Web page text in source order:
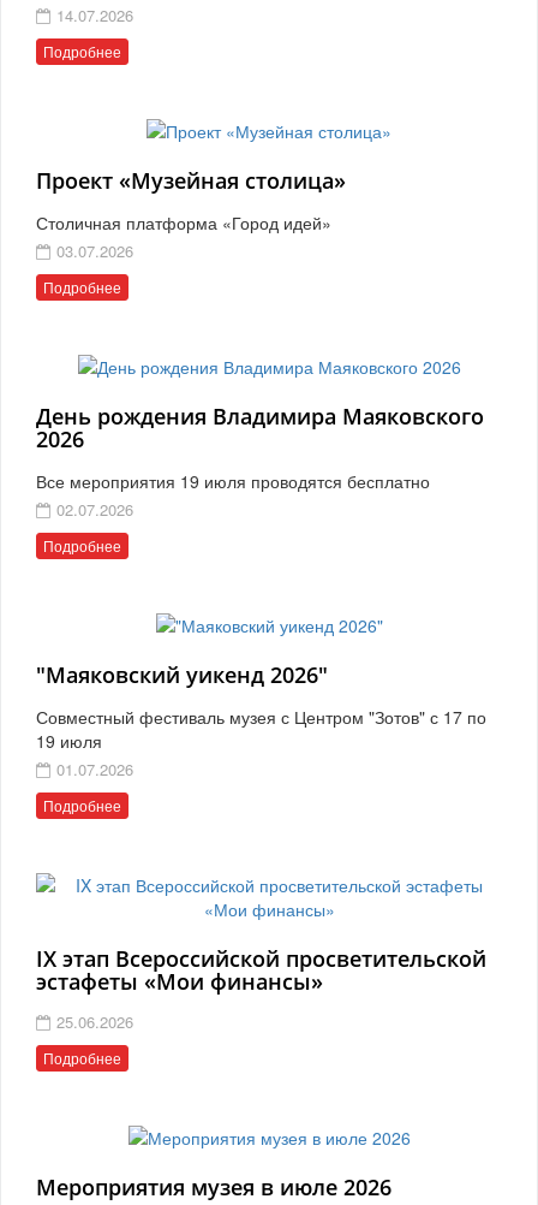
14.07.2026
Подробнее
Проект «Музейная столица»
Столичная платформа «Город идей»
03.07.2026
Подробнее
День рождения Владимира Маяковского
2026
Все мероприятия 19 июля проводятся бесплатно
02.07.2026
Подробнее
"Маяковский уикенд 2026"
Совместный фестиваль музея с Центром "Зотов" с 17 по
19 июля
01.07.2026
Подробнее
IX этап Всероссийской просветительской
эстафеты «Мои финансы»
25.06.2026
Подробнее
Мероприятия музея в июле 2026